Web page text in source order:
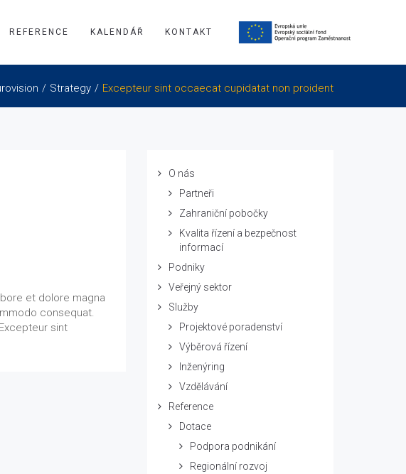
REFERENCE KALENDÁŘ KONTAKT
Strategy Excepteur sint occaecat cupidatat non proident
et dolore magna
consequat.
sint
O nás
Partneři
Zahraniční pobočky
Kvalita řízení a bezpečnost
informací
Podniky
Veřejný sektor
Služby
Projektové poradenství
Výběrová řízení
Inženýring
Vzdělávání
Reference
Dotace
Podpora podnikání
Regionální rozvoj